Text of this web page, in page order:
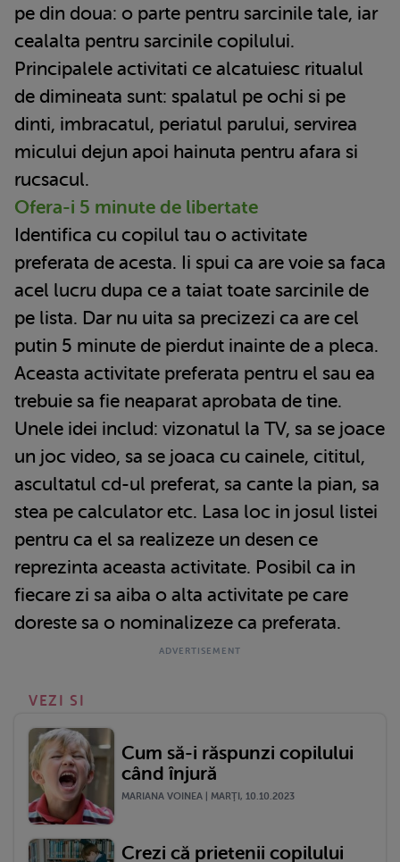
pe din doua: o parte pentru sarcinile tale, iar
cealalta pentru sarcinile copilului.
Principalele activitati ce alcatuiesc ritualul
de dimineata sunt: spalatul pe ochi si pe
dinti, imbracatul, periatul parului, servirea
micului dejun apoi hainuta pentru afara si
rucsacul.
Ofera-i 5 minute de libertate
Identifica cu copilul tau o activitate
preferata de acesta. Ii spui ca are voie sa faca
acel lucru dupa ce a taiat toate sarcinile de
pe lista. Dar nu uita sa precizezi ca are cel
putin 5 minute de pierdut inainte de a pleca.
Aceasta activitate preferata pentru el sau ea
trebuie sa fie neaparat aprobata de tine.
Unele idei includ: vizonatul la TV, sa se joace
un joc video, sa se joaca cu cainele, cititul,
ascultatul cd-ul preferat, sa cante la pian, sa
stea pe calculator etc. Lasa loc in josul listei
pentru ca el sa realizeze un desen ce
reprezinta aceasta activitate. Posibil ca in
fiecare zi sa aiba o alta activitate pe care
doreste sa o nominalizeze ca preferata.
VEZI SI
Cum să-i răspunzi copilului
când înjură
MARIANA VOINEA | MARŢI, 10.10.2023
Crezi că prietenii copilului